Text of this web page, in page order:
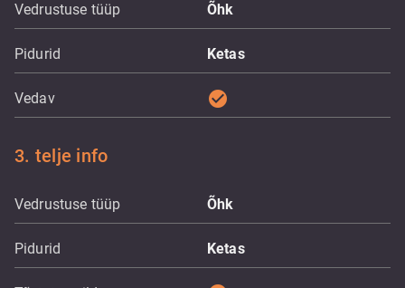
Vedrustuse tüüp Õhk
Pidurid Ketas
Vedav check_circle
3. telje info
Vedrustuse tüüp Õhk
Pidurid Ketas